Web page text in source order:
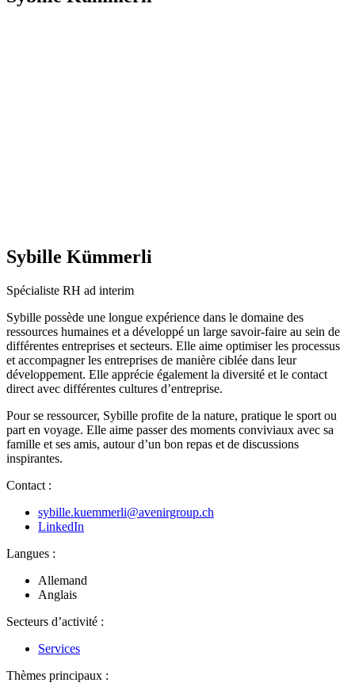
Sybille Kümmerli
Spécialiste RH ad interim
Sybille possède une longue expérience dans le domaine des
ressources humaines et a développé un large savoir-faire au sein de
différentes entreprises et secteurs. Elle aime optimiser les processus
et accompagner les entreprises de manière ciblée dans leur
développement. Elle apprécie également la diversité et le contact
direct avec différentes cultures d’entreprise.
Pour se ressourcer, Sybille profite de la nature, pratique le sport ou
part en voyage. Elle aime passer des moments conviviaux avec sa
famille et ses amis, autour d’un bon repas et de discussions
inspirantes.
Contact :
sybille.kuemmerli@avenirgroup.ch
LinkedIn
Langues :
Allemand
Anglais
Secteurs d’activité :
Services
Thèmes principaux :